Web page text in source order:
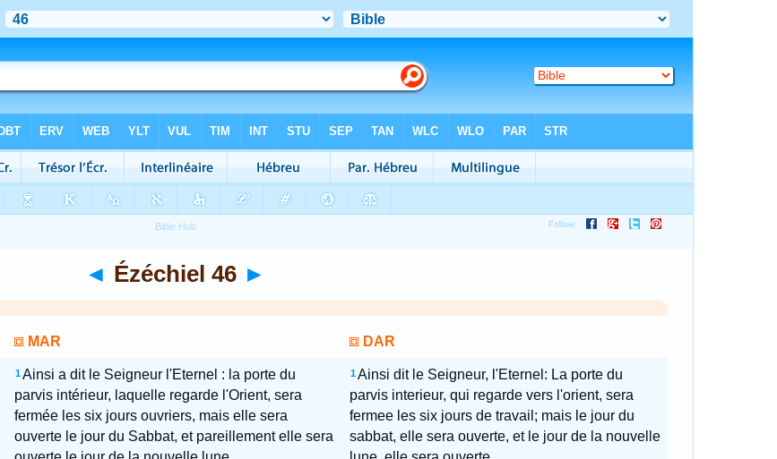
◄ Ézéchiel 46 ►
MAR DAR
1 Ainsi a dit le Seigneur l'Eternel : la porte du
parvis intérieur, laquelle regarde l'Orient, sera
fermée les six jours ouvriers, mais elle sera
ouverte le jour du Sabbat, et pareillement elle sera
1 Ainsi dit le Seigneur, l'Eternel: La porte du
parvis interieur, qui regarde vers l'orient, sera
fermee les six jours de travail; mais le jour du
sabbat, elle sera ouverte, et le jour de la nouvelle